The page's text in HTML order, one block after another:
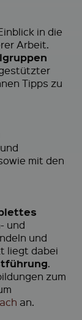
in die
Arbeit.
Tipps zu
mit den
und
und
liegt dabei
.
zum
an.